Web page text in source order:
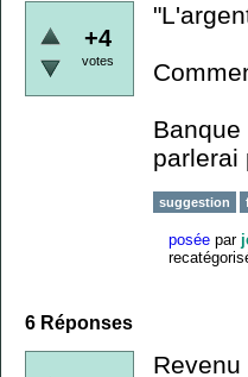
+4
votes
parlerai
suggestion
posée par
6 Réponses